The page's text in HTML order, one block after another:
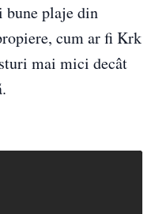
bune plaje din
cum ar fi Krk
mai mici decât